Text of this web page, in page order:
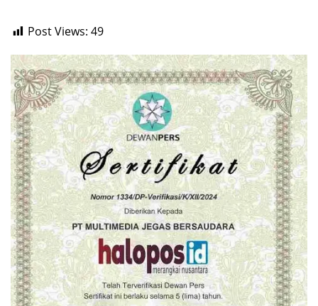
Post Views: 49